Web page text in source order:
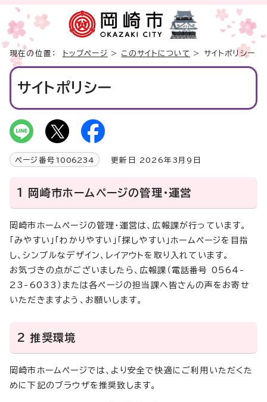
現在の位置： トップページ > このサイトについて > サイトポリシー
サイトポリシー
ページ番号 1006234 更新日 2026年3月9日
1 岡崎市ホームページの管理・運営
岡崎市ホームページの管理・運営は、広報課が行っています。
「みやすい」「わかりやすい」「探しやすい」ホームページを目指
し、シンプルなデザイン、レイアウトを取り入れています。
お気づきの点がございましたら、広報課（電話番号 0564-
23-6033）または各ページの担当課へ皆さんの声をお寄せ
いただきますよう、お願いします。
2 推奨環境
岡崎市ホームページでは、より安全で快適にご利用いただくた
めに下記のブラウザを推奨致します。